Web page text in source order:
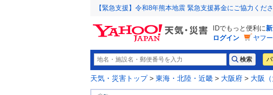
【緊急支援】令和8年熊本地震 緊急支援募金にご協力くだ
IDでもっと便利に
ログイン
ヤフ
天気・災害トップ> 東海・北陸・近畿 > 大阪府 > 大阪（